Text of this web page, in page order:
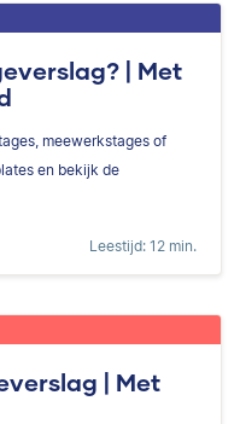
| Met
meewerkstages of
en bekijk de
Leestijd: 12 min.
| Met